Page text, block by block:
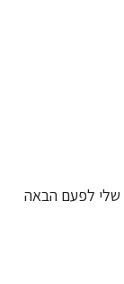
שלי לפעם הבאה